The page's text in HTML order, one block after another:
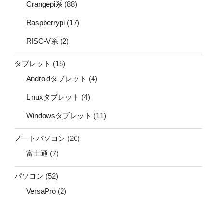
Orangepi系 (88)
Raspberrypi (17)
RISC-V系 (2)
タブレット (15)
Androidタブレット (4)
Linuxタブレット (4)
Windowsタブレット (11)
ノートパソコン (26)
富士通 (7)
パソコン (52)
VersaPro (2)